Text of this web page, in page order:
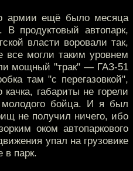
армии ещё было месяца
продуктовый автопарк,
власти воровали так,
все могли таким уровнем
мощный "трак" — ГАЗ-51
там "с перегазовкой",
габариты не горели
бойца. И я был
не получил ничего, ибо
оком автопаркового
упал на грузовике
в парк.